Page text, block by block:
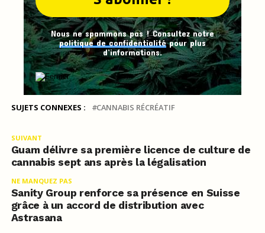
Nous ne spammons pas ! Consultez notre
politique de confidentialitépour plus
d’informations.
SUJETS CONNEXES : CANNABIS RÉCRÉATIF
SUIVANT
Guam délivre sa première licence de culture de
cannabis sept ans après la légalisation
NE MANQUEZ PAS
Sanity Group renforce sa présence en Suisse
grâce à un accord de distribution avec
Astrasana